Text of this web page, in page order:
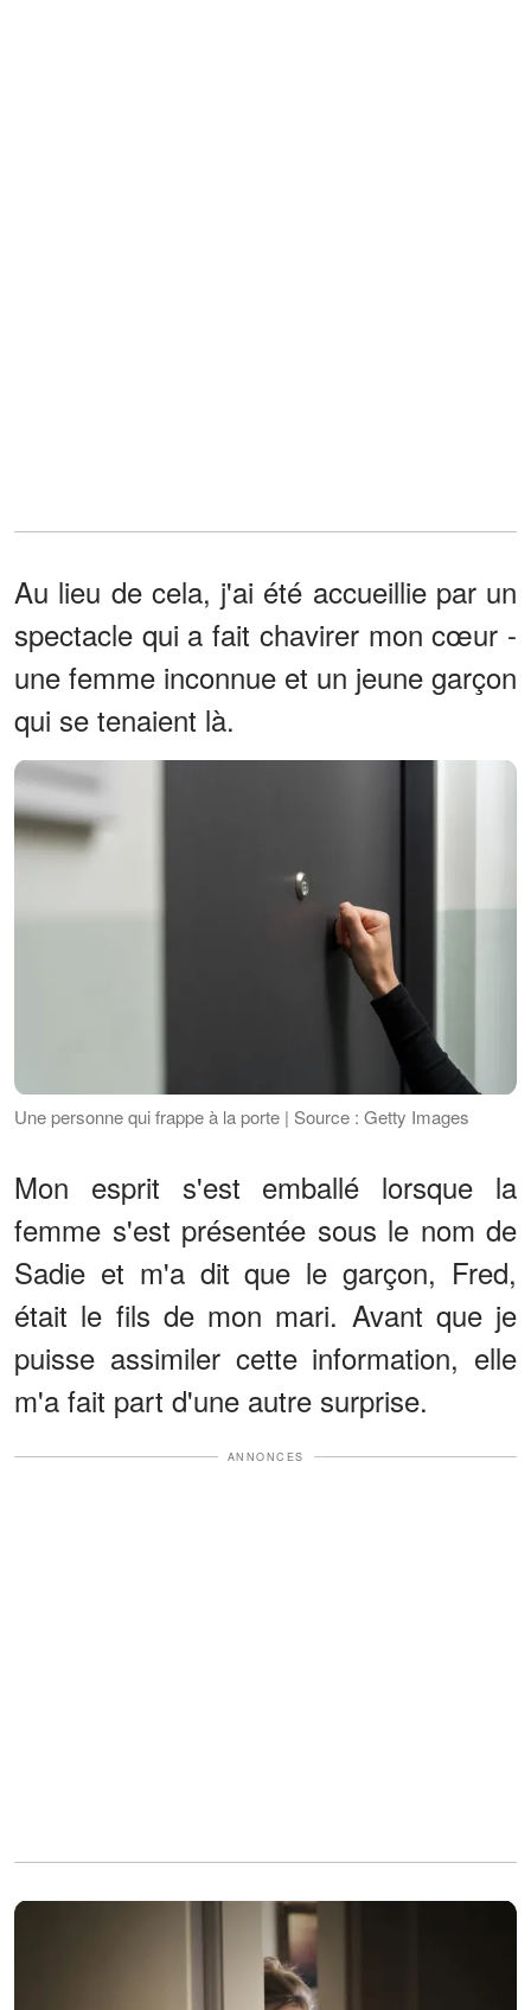
Au lieu de cela, j'ai été accueillie par un
spectacle qui a fait chavirer mon cœur -
une femme inconnue et un jeune garçon
qui se tenaient là.
Une personne qui frappe à la porte | Source : Getty Images
Mon esprit s'est emballé lorsque la
femme s'est présentée sous le nom de
Sadie et m'a dit que le garçon, Fred,
était le fils de mon mari. Avant que je
puisse assimiler cette information, elle
m'a fait part d'une autre surprise.
ANNONCES